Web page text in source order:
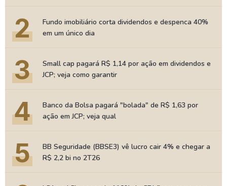
2
Fundo imobiliário corta dividendos e despenca 40%
em um único dia
3
Small cap pagará R$ 1,14 por ação em dividendos e
JCP; veja como garantir
4
Banco da Bolsa pagará "bolada" de R$ 1,63 por
ação em JCP; veja qual
5
BB Seguridade (BBSE3) vê lucro cair 4% e chegar a
R$ 2,2 bi no 2T26